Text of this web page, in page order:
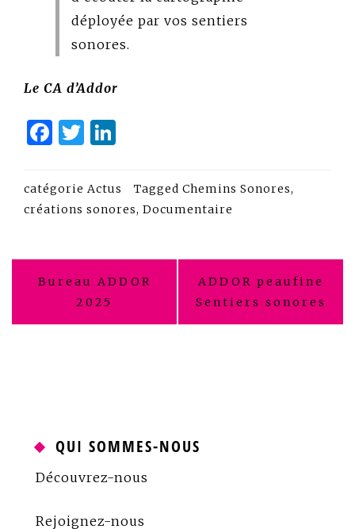
déployée par vos sentiers
sonores.
Le CA d’Addor
Facebook
Twitter
catégorie Actus Tagged Chemins Sonores,
créations sonores, Documentaire
Navigation
Bureau ADDOR
2025
ADDOR peaufine
Sentiers sonores
QUI SOMMES-NOUS
Découvrez-nous
Rejoignez-nous